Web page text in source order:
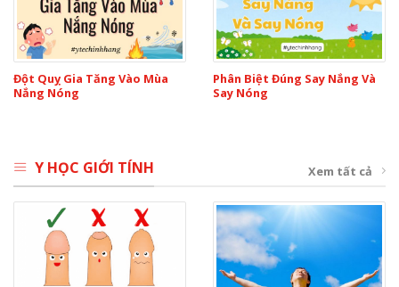
Đột Quỵ Gia Tăng Vào Mùa
Nắng Nóng
Phân Biệt Đúng Say Nắng Và
Say Nóng
Y HỌC GIỚI TÍNH Xem tất cả